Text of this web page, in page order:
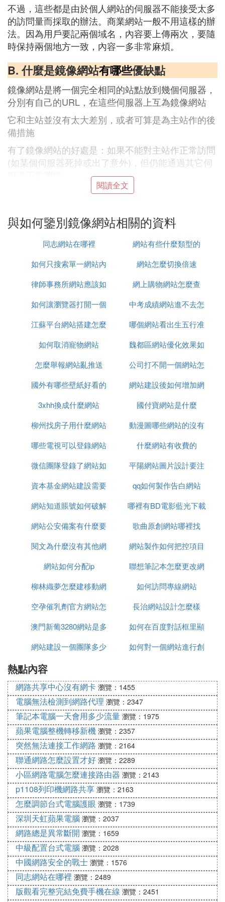
不過，這些都是由於個人網站的伺服器不能接受太多
的訪問量而採取的辦法。商業網站一般不用這樣的辦
法。因為用戶要記兩個域名，內容要上傳兩次，要隨
時保持兩個地方一致，內容一多非常麻煩。
B. 什麼是鏡像網站有哪些優缺點
鏡像網站是將一個完全相同的站點放到幾個伺服器，
分別有自己的URL，在這些伺服器上互為鏡像網站
它和主站並沒有太大差別，或者可算是為主站作的後
備措施
有了鏡像網站的好處是：如果不能對主站作正常訪問
(如某個伺服器死掉或出了意外)，但仍能通過其它伺
相對來說主站在速度等各方面比鏡像站點略勝一籌
因為網站是由很多網頁組成的，將其中的一部分網頁
按原來的結構復制出來，就是一份鏡像
比如，新浪在全國各地就有很多的鏡像，他們和主站
的版式，結構，功能都一樣，只是在不同的伺服器上
一般是個人網站大慶的站長為自己的站做一個備份，
也就是說，一個站由於流量或其它原因訪問不到時，
人們可以去其他一個一模一樣的站看
這個站還可以起到分流，減少伺服器壓力的作用
不過，這些都是由於個人網站的伺服器不能接受太多
商業網站一般不用這樣的辦法
因為用戶要記兩個域名，內容要上傳兩次，要隨時保
持兩個地方一致，內容一多非常麻煩
如果是別人把自己的站也這樣原樣做一份放在網上，
我在想，網站的主人肯定是不能容忍的，可以用搜索
引擎找到這樣的站，現在這樣搞的人已經比較少了，
所以，那時候很多網站都加了一句嚴禁建立鏡像
鏡像網站優缺點分析：優點：分流作用：當一個網站
的流量過高，伺服器不能承滾做握受的時候，那麼這
缺點：容易被搜索引擎識別為作弊手法，導致自己的
站點受到影響
來回的切換比較麻煩
閱讀全文
與如何鑒別鏡像網站相關的資料
同志網站在哪裡
網站有些什麼類型的
如何只搜索單一網站內
容
網站怎麼切換倍速
律師事務所網站應該如
何製作
網上購物網站怎麼查
如何讓瀏覽器打開一個
網站
中考成績網站進不去怎
麼辦
江蘇平台網站搭建怎麼
聯系
哪個網站看出生五行准
如何取消寵物網站
魏都區網站優化效果如
何
怎麼舉報網站亂推送
公司打不開一個網站怎
麼辦
國外有哪些壁紙好看的
網站
網站建設後如何增加網
路流量
3xhh換成什麼網站
國付寶網站是什麼
柳州找房子用什麼網站
動漫圖哪些網站的沒有
水印
哪些電視可以登錄網站
什麼網站有收費的
微信團隊登錄了網站如
何退掉
平陽網站圖片設計要注
意什麼
資本基金網站建設需要
多少錢
qq如何製作告白網站
網站知道賬號如何破解
密碼
哪裡有BD電影藍光下載
網站
網站公安備案有什麼要
注意
歌曲原創網站哪裡找
閱文為什麼沒有其他網
站流量
網站製作如何把控項目
製作時間
網站如何分配ip
聯想筆記本怎麼更改網
站許可權
柳林織夢怎麼建移動網
站
如何訪問專線網站
空孕催乳劑官方網站怎
麼買
長治網站設計怎麼樣
澳門新葡3280網站是多
少
如何在百度對話框里顯
示常用網站
網站建設一個團隊多少
如何對一個網站進行創
熱點內容
網路共享中心沒有網卡 瀏覽：1455
電腦無法檢測到網路代理 瀏覽：2347
筆記本電腦一天會用多少流量 瀏覽：1975
蘋果電腦整機轉移新機 瀏覽：2357
突然無法連接工作網路 瀏覽：2164
聯通網路怎麼設置才好 瀏覽：2289
小區網路電腦怎麼連接路由器 瀏覽：2143
p1108列印機網路共享 瀏覽：2163
怎麼調節台式電腦護眼 瀏覽：1739
深圳天虹蘋果電腦 瀏覽：2037
網路總是異常斷開 瀏覽：1659
中級配置台式電腦 瀏覽：2028
中國網路安全的戰士 瀏覽：1576
同志網站在哪裡 瀏覽：2489
版觀看完整完結免費手機在線 瀏覽：2451